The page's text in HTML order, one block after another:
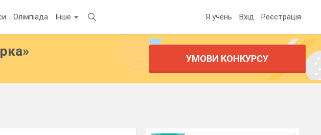
Олімпіада Інше Я учень Вхід Реєстрація
УМОВИ КОНКУРСУ